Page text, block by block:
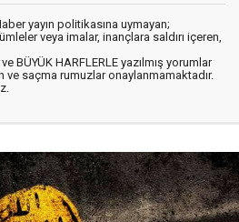
yayın politikasına uymayan;
veya imalar, inançlara saldırı içeren,
BÜYÜK HARFLERLE yazılmış yorumlar
ve saçma rumuzlar onaylanmamaktadır.